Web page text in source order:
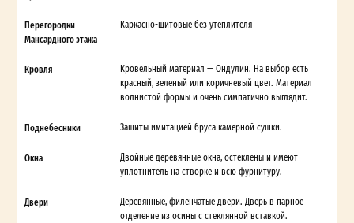
Перегородки
Мансардного этажа
Каркасно-щитовые без утеплителя
Кровля
Кровельный материал — Ондулин. На выбор есть
красный, зеленый или коричневый цвет. Материал
волнистой формы и очень симпатично выглядит.
Поднебесники Зашиты имитацией бруса камерной сушки.
Окна
Двойные деревянные окна, остеклены и имеют
уплотнитель на створке и всю фурнитуру.
Двери
Деревянные, филенчатые двери. Дверь в парное
отделение из осины с стеклянной вставкой.